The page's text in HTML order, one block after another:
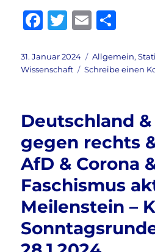
F
c
e
o
o
k
T
it
te
E
ai
l
le
n
Veröffentlicht
am
31. Januar 2024 Kategorien
Allgemein,
Wissenschaft
Schreibe einen
Deutschland
gegen rechts
AfD & Corona
Faschismus
Meilenstein –